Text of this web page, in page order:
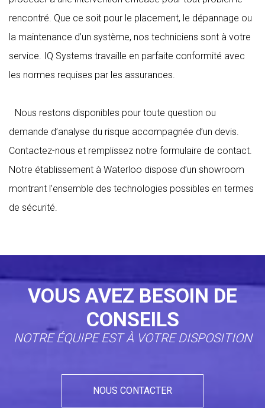
rencontré. Que ce soit pour le placement, le dépannage ou
la maintenance d’un système, nos techniciens sont à votre
service. IQ Systems travaille en parfaite conformité avec
les normes requises par les assurances.
Nous restons disponibles pour toute question ou
demande d’analyse du risque accompagnée d’un devis.
Contactez-nous et remplissez notre formulaire de contact.
Notre établissement à Waterloo dispose d’un showroom
montrant l’ensemble des technologies possibles en termes
de sécurité.
VOUS AVEZ BESOIN DE
CONSEILS
NOTRE ÉQUIPE EST À VOTRE DISPOSITION
NOUS CONTACTER